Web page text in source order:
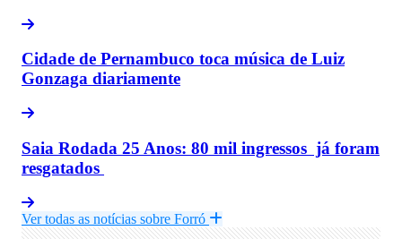
Cidade de Pernambuco toca música de Luiz
Gonzaga diariamente
Saia Rodada 25 Anos: 80 mil ingressos já foram
resgatados
Ver todas as notícias sobre Forró